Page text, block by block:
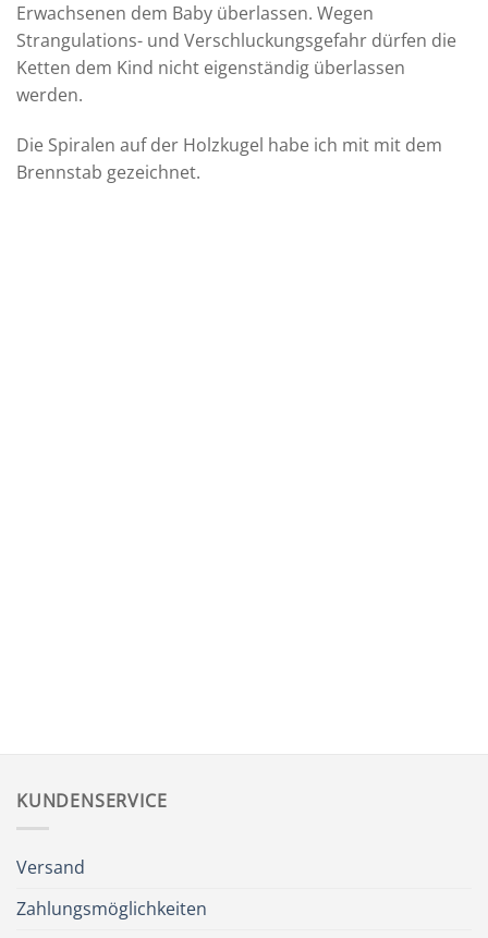
Erwachsenen dem Baby überlassen. Wegen
Strangulations- und Verschluckungsgefahr dürfen die
Ketten dem Kind nicht eigenständig überlassen
werden.
Die Spiralen auf der Holzkugel habe ich mit mit dem
Brennstab gezeichnet.
KUNDENSERVICE
Versand
Zahlungsmöglichkeiten